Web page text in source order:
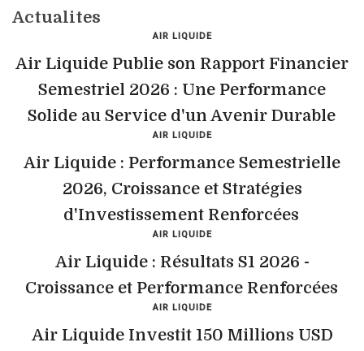
Actualites
AIR LIQUIDE
Air Liquide Publie son Rapport Financier
Semestriel 2026 : Une Performance
Solide au Service d'un Avenir Durable
AIR LIQUIDE
Air Liquide : Performance Semestrielle
2026, Croissance et Stratégies
d'Investissement Renforcées
AIR LIQUIDE
Air Liquide : Résultats S1 2026 -
Croissance et Performance Renforcées
AIR LIQUIDE
Air Liquide Investit 150 Millions USD